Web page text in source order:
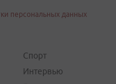
персональных данных
Спорт
Интервью